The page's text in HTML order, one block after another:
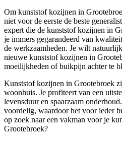
Om kunststof kozijnen in
niet voor de eerste de beste
expert die de kunststof kozijnen in
je immers gegarandeerd van
de werkzaamheden. Je wilt
nieuwe kunststof kozijnen in
moeilijkheden of buikpijn achter te
Kunststof kozijnen in Grootebroek
woonhuis. Je profiteert van een
levensduur en spaarzaam
voordelig, waardoor het voor ieder
op zoek naar een vakman voor je
Grootebroek?